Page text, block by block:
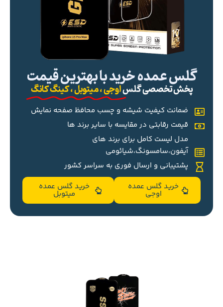
گلس عمده خرید با بهترین قیمت
پخش تخصصی گلساوجی ، میتوبل ، کینگ کانگ
ضمانت کیفیت شیشه و چسب محافظ صفحه نمایش
قیمت رقابتی در مقایسه با سایر برند ها
مدل لیست کامل برای برند های
آیفون،سامسونگ،شیائومی
پشتیبانی و ارسال فوری به سراسر کشور
خرید گلس عمده
اوجی
خرید گلس عمده
میتوبل